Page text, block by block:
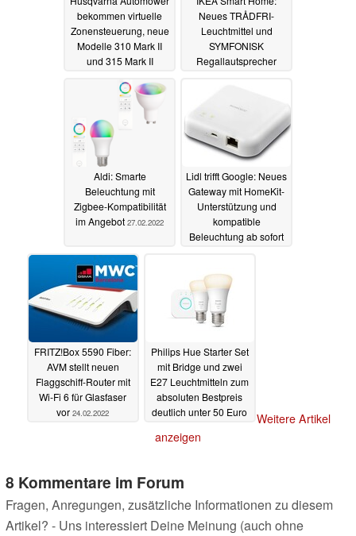
bekommen virtuelle
Zonensteuerung, neue
Modelle 310 Mark II
und 315 Mark II
Neues TRÅDFRI-
Leuchtmittel und
SYMFONISK
Regallautsprecher
Aldi: Smarte
Beleuchtung mit
Zigbee-Kompatibilität
im Angebot 27.02.2022
Lidl trifft Google: Neues
Gateway mit HomeKit-
Unterstützung und
kompatible
Beleuchtung ab sofort
FRITZ!Box 5590 Fiber:
AVM stellt neuen
Flaggschiff-Router mit
Wi-Fi 6 für Glasfaser
vor 24.02.2022
Philips Hue Starter Set
mit Bridge und zwei
E27 Leuchtmitteln zum
absoluten Bestpreis
deutlich unter 50 Euro
Weitere Artikel
anzeigen
8 Kommentare im Forum
Fragen, Anregungen, zusätzliche Informationen zu diesem
Artikel? - Uns interessiert Deine Meinung (auch ohne